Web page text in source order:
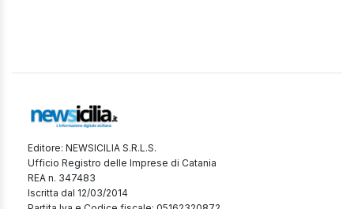
Editore: NEWSICILIA S.R.L.S.
Ufficio Registro delle Imprese di Catania
REA n. 347483
Iscritta dal 12/03/2014